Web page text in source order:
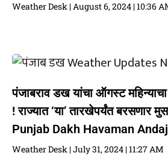
Weather Desk August 6, 2024 10:36
पंजाबराव डख यांचा ऑगस्ट
! राज्यात ‘या’ तारखेपर्यंत बरसणार
Punjab Dakh Havaman Andaj
Weather Desk July 31, 2024 11:27 AM